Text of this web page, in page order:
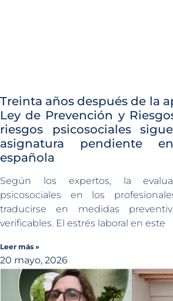
Treinta años después de la
Ley de Prevención y
riesgos psicosociales
asignatura pendiente
española
Según los expertos, la
psicosociales en los
traducirse en medidas
verificables. El estrés laboral en este
Leer más »
20 mayo, 2026